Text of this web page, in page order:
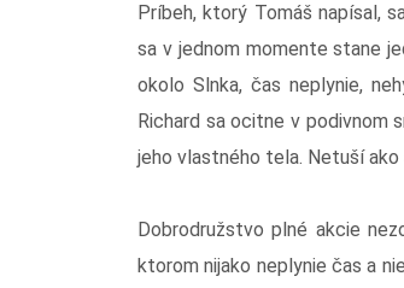
Príbeh, ktorý Tomáš napísal,
sa v jednom momente stane
okolo Slnka, čas neplynie,
Richard sa ocitne v podivnom
jeho vlastného tela. Netuší
Dobrodružstvo plné akcie
ktorom nijako neplynie čas a